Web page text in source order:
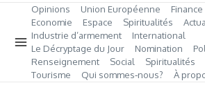
Opinions Union Européenne
Finance
Economie
Espace Spiritualités
Industrie d’armement
International
Le Décryptage du Jour
Nomination
Renseignement
Social Spiritualités
Tourisme
Qui sommes‑nous? À